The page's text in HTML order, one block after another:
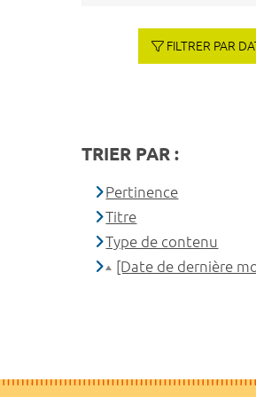
FILTRER PAR
TRIER PAR :
Pertinence
Titre
Type de contenu
[Date de dernière